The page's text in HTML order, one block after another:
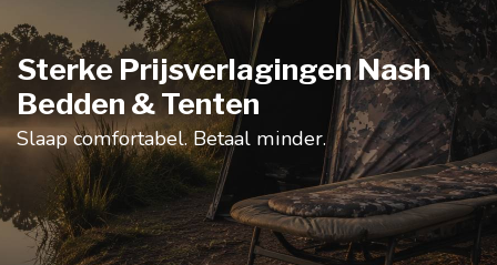
Sterke Prijsverlagingen Nash
Bedden & Tenten
Slaap comfortabel. Betaal minder.